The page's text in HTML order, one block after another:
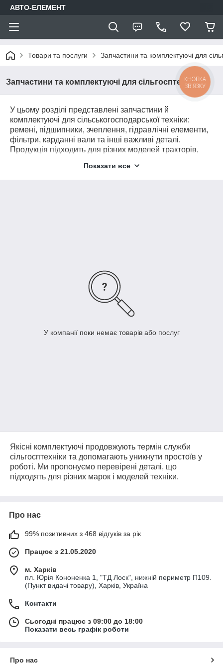
АВТО-ЕЛЕМЕНТ
Товари та послуги Запчастини та комплектуючі для
Запчастини та комплектуючі для сільгосптехніки
У цьому розділі представлені запчастини й
комплектуючі для сільськогосподарської техніки:
ремені, підшипники, зчеплення, гідравлічні елементи,
фільтри, карданні вали та інші важливі деталі.
Продукція підходить для різних моделей тракторів,
роботу в польових умовах.
Показати все
У компанії поки немає товарів або послуг
Якісні комплектуючі продовжують термін служби
сільгосптехніки та допомагають уникнути простоїв у
роботі. Ми пропонуємо перевірені деталі, що
підходять для різних марок і моделей техніки.
Про нас
99% позитивних з 468 відгуків за рік
Працює з 21.05.2020
м. Харків
пл. Юрія Кононенка 1, "ТД Лоск", нижній периметр П109.
(Пункт видачі товару), Харків, Україна
Контакти
Сьогодні працює з 09:00 до 18:00
Показати весь графік роботи
Про нас
КНОПКА
ЗВ'ЯЗКУ